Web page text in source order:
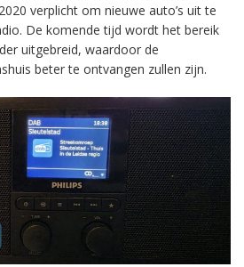
verplicht om nieuwe auto’s uit te
De komende tijd wordt het bereik
uitgebreid, waardoor de
beter te ontvangen zullen zijn.